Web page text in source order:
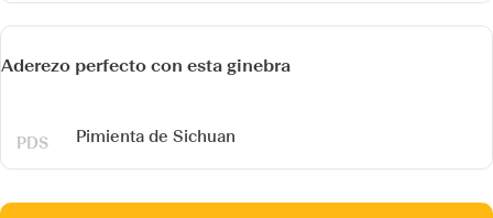
Aderezo perfecto con esta ginebra
Pimienta de Sichuan